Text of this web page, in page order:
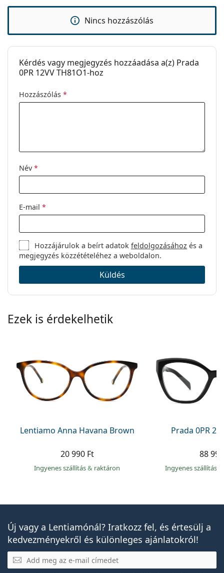
Tok:
Igen
Tisztítókendő:
Igen
Egyéb
Kategória:
Nincs hozzászólás
Kérdés vagy megjegyzés hozzáadása a(z) Prada
0PR 12VV TH81O1-hoz
Hozzászólás *
Név *
E-mail *
Hozzájárulok a beírt adatokfeldolgozásához és a
megjegyzés közzétételéhez a weboldalon.
Küldés
Ezek is érdekelhetik
Lentiamo Anna Havana Brown
20 990 Ft
Ingyenes szállítás& raktáron
Prada 0PR
88
Ingyenes szállítás
Új vagy a Lentiamónál? Iratkozz fel, és értesülj a
kedvezményekről és különleges ajánlatokról!
E-mail